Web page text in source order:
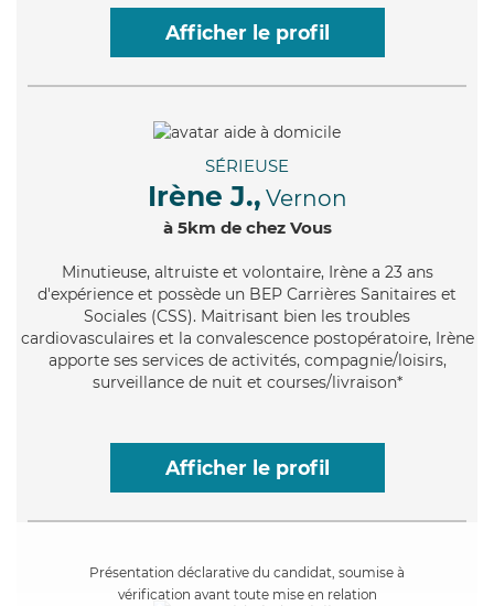
Afficher le profil
SÉRIEUSE
Irène J., Vernon
à 5km de chez Vous
Minutieuse, altruiste et volontaire, Irène a 23 ans
d'expérience et possède un BEP Carrières Sanitaires et
Sociales (CSS). Maitrisant bien les troubles
cardiovasculaires et la convalescence postopératoire, Irène
apporte ses services de activités, compagnie/loisirs,
surveillance de nuit et courses/livraison*
Afficher le profil
Présentation déclarative du candidat, soumise à
vérification avant toute mise en relation